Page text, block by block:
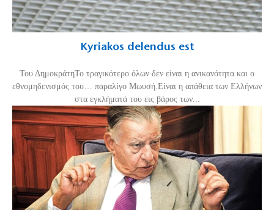
Kyriakos delendus est
Του ΔημοκράτηΤο τραγικότερο όλων δεν είναι η ανικανότητα και ο
εθνομηδενισμός του… παραλίγο Μωυσή.Είναι η απάθεια των Ελλήνων
στα εγκλήματά του εις βάρος των...